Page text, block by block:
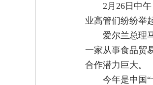
2月26日中
业高管们纷纷举
爱尔兰总理
一家从事食品贸
合作潜力巨大。
今年是中国